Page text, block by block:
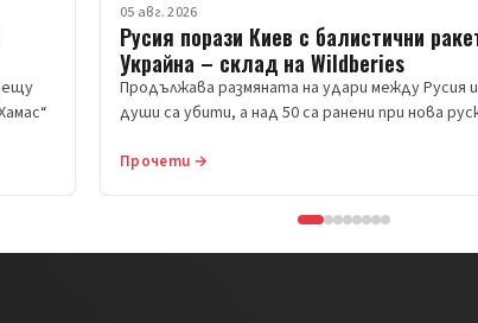
05 авг. 2026
Русия порази Киев с балистични
Украйна – склад на Wildberies
Продължава размяната на удари между Русия и
души са убити, а над 50 са ранени при нова
Прочети →